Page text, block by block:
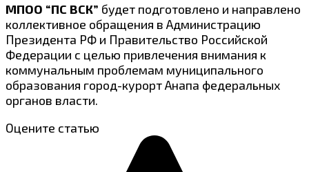
МПОО “ПС ВСК” будет подготовлено и направлено
коллективное обращения в Администрацию
Президента РФ и Правительство Российской
Федерации с целью привлечения внимания к
коммунальным проблемам муниципального
образования город-курорт Анапа федеральных
органов власти.
Оцените статью